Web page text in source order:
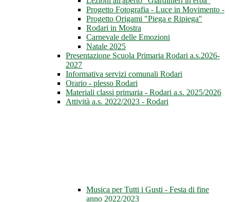
Progetto Fotografia - Luce in Movimento -
Progetto Origami "Piega e Ripiega"
Rodari in Mostra
Carnevale delle Emozioni
Natale 2025
Presentazione Scuola Primaria Rodari a.s.2026-
2027
Informativa servizi comunali Rodari
Orario - plesso Rodari
Materiali classi primaria - Rodari a.s. 2025/2026
Attività a.s. 2022/2023 - Rodari
Musica per Tutti i Gusti - Festa di fine
anno 2022/2023